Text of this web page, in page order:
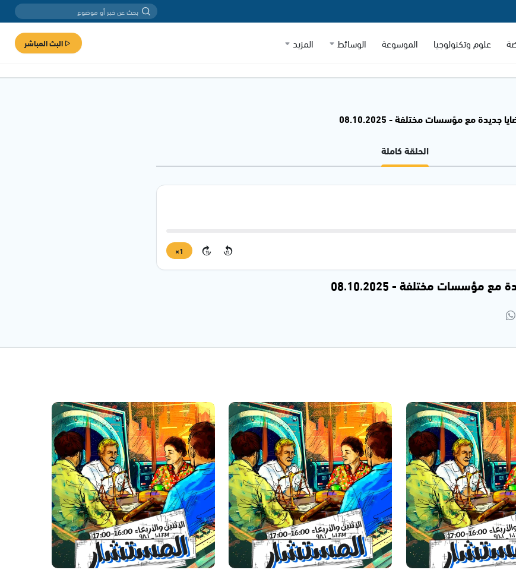
علوم وتكنولوجيا الموسوعة الوسائط المزيد البث المباشر
مع مؤسسات مختلفة - 08.10.2025
الحلقة كاملة
15
15
1×
مؤسسات مختلفة - 08.10.2025